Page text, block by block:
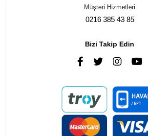
Müşteri Hizmetleri
0216 385 43 85
Bizi Takip Edin